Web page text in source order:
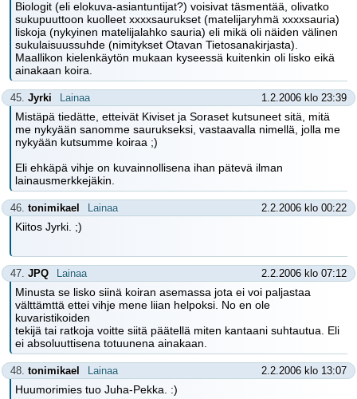
Biologit (eli elokuva-asiantuntijat?) voisivat täsmentää, olivatko
sukupuuttoon kuolleet xxxxsaurukset (matelijaryhmä xxxxsauria)
liskoja (nykyinen matelijalahko sauria) eli mikä oli näiden välinen
sukulaisuussuhde (nimitykset Otavan Tietosanakirjasta).
Maallikon kielenkäytön mukaan kyseessä kuitenkin oli lisko eikä
ainakaan koira.
45. Jyrki Lainaa 1.2.2006 klo 23:39
Mistäpä tiedätte, etteivät Kiviset ja Soraset kutsuneet sitä, mitä
me nykyään sanomme saurukseksi, vastaavalla nimellä, jolla me
nykyään kutsumme koiraa ;)
Eli ehkäpä vihje on kuvainnollisena ihan pätevä ilman
lainausmerkkejäkin.
46. tonimikael Lainaa 2.2.2006 klo 00:22
Kiitos Jyrki. ;)
47. JPQ Lainaa 2.2.2006 klo 07:12
Minusta se lisko siinä koiran asemassa jota ei voi paljastaa
välttämttä ettei vihje mene liian helpoksi. No en ole
kuvaristikoiden
tekijä tai ratkoja voitte siitä päätellä miten kantaani suhtautua. Eli
ei absoluuttisena totuunena ainakaan.
48. tonimikael Lainaa 2.2.2006 klo 13:07
Huumorimies tuo Juha-Pekka. :)